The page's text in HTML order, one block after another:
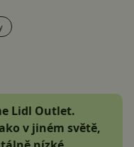
Lidl Outlet.
v jiném světě,